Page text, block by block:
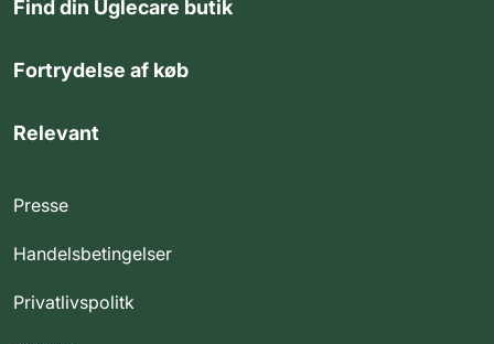
Find din Uglecare butik
Fortrydelse af køb
Relevant
Presse
Handelsbetingelser
Privatlivspolitk